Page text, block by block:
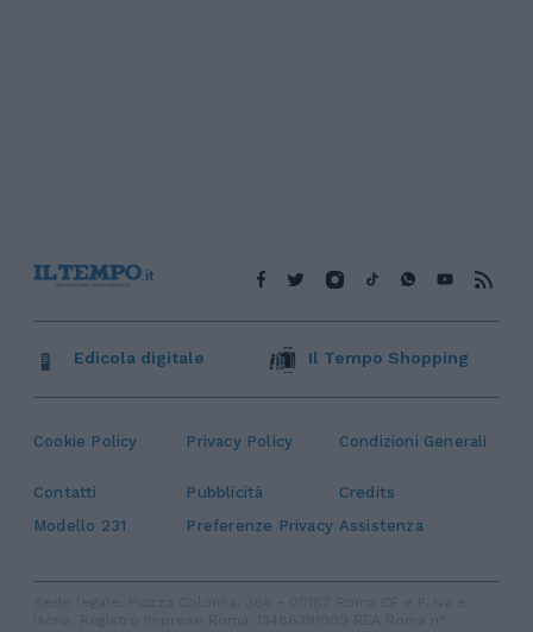
Cookie Policy Privacy Policy Condizioni Generali
Contatti Pubblicità
Credits
Modello 231
Preferenze Privacy Assistenza
Edicola digitale Il Tempo Shopping